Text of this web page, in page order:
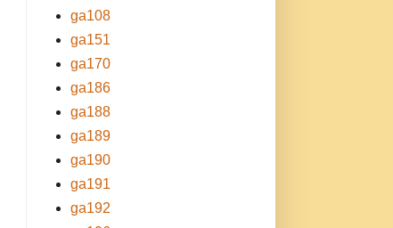
ga108
ga151
ga170
ga186
ga188
ga189
ga190
ga191
ga192